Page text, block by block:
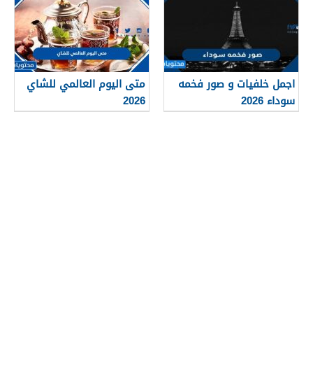
اجمل خلفيات و صور فخمه
سوداء 2026
متى اليوم العالمي للشاي
2026